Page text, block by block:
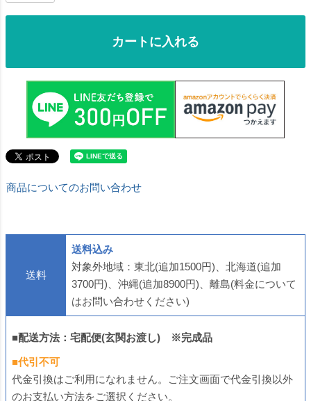
カートに入れる
商品についてのお問い合わせ
送料
送料込み
対象外地域：東北(追加1500円)、北海道(追加
3700円)、沖縄(追加8900円)、離島(料金について
はお問い合わせください)
■配送方法：宅配便(玄関お渡し) ※完成品
■代引不可
代金引換はご利用になれません。ご注文画面で代金引換以外
のお支払い方法をご選択ください。